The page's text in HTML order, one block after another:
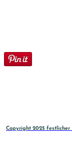
Copyright 2025 festlicher